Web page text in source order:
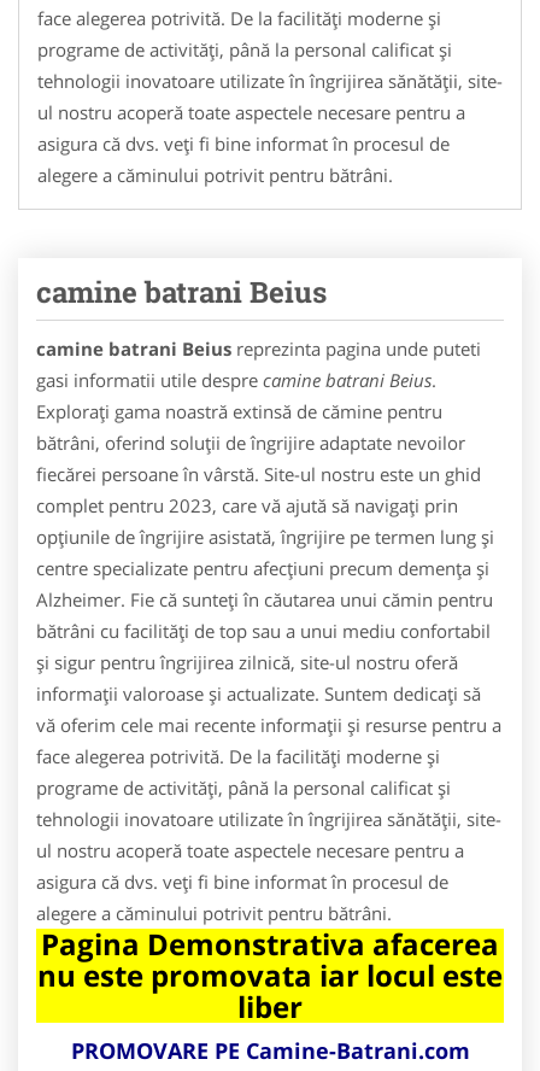
face alegerea potrivită. De la facilități moderne și
programe de activități, până la personal calificat și
tehnologii inovatoare utilizate în îngrijirea sănătății, site-
ul nostru acoperă toate aspectele necesare pentru a
asigura că dvs. veți fi bine informat în procesul de
alegere a căminului potrivit pentru bătrâni.
camine batrani Beius
camine batrani Beius reprezinta pagina unde puteti
gasi informatii utile despre camine batrani Beius.
Explorați gama noastră extinsă de cămine pentru
bătrâni, oferind soluții de îngrijire adaptate nevoilor
fiecărei persoane în vârstă. Site-ul nostru este un ghid
complet pentru 2023, care vă ajută să navigați prin
opțiunile de îngrijire asistată, îngrijire pe termen lung și
centre specializate pentru afecțiuni precum demența și
Alzheimer. Fie că sunteți în căutarea unui cămin pentru
bătrâni cu facilități de top sau a unui mediu confortabil
și sigur pentru îngrijirea zilnică, site-ul nostru oferă
informații valoroase și actualizate. Suntem dedicați să
vă oferim cele mai recente informații și resurse pentru a
face alegerea potrivită. De la facilități moderne și
programe de activități, până la personal calificat și
tehnologii inovatoare utilizate în îngrijirea sănătății, site-
ul nostru acoperă toate aspectele necesare pentru a
asigura că dvs. veți fi bine informat în procesul de
alegere a căminului potrivit pentru bătrâni.
Pagina Demonstrativa afacerea
nu este promovata iar locul este
liber
PROMOVARE PE Camine-Batrani.com